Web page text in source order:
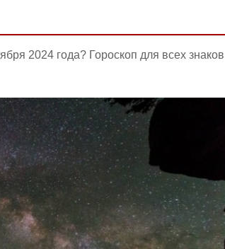
2024 года? Гороскоп для всех знаков